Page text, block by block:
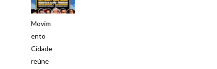
Movim
ento
Cidade
reúne